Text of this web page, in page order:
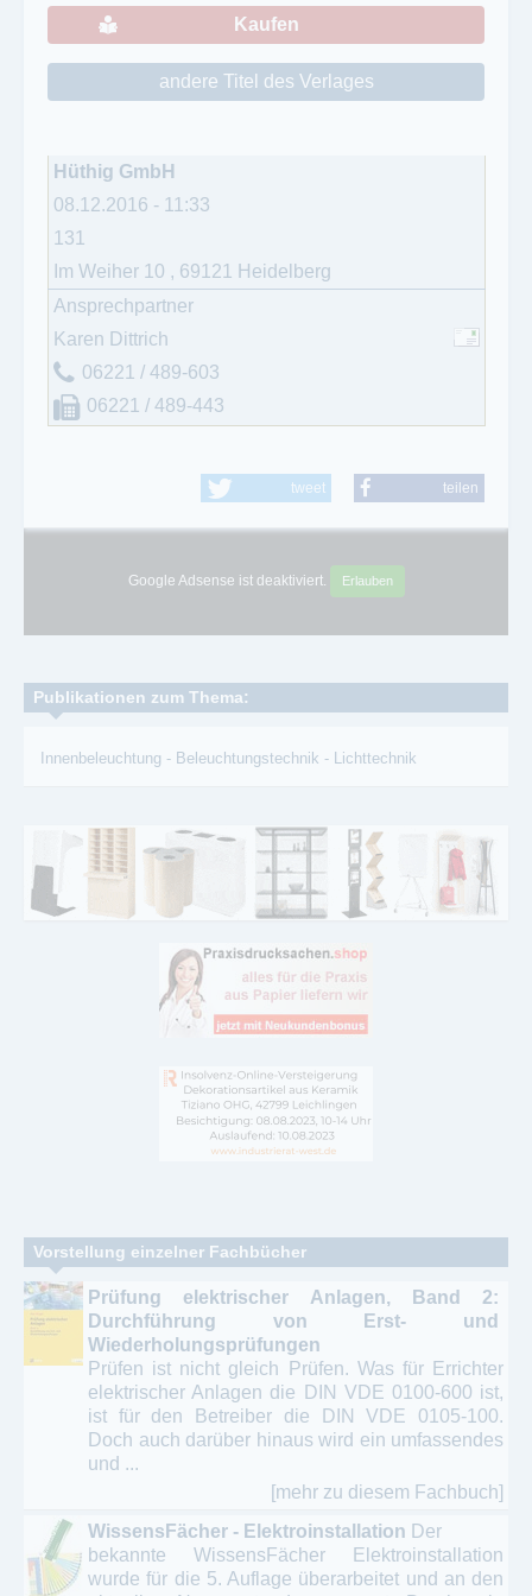
Kaufen
andere Titel des Verlages
Hüthig GmbH
08.12.2016 - 11:33
131
Im Weiher 10 , 69121
Heidelberg
Ansprechpartner
Karen Dittrich
06221 / 489-603
06221 / 489-443
tweet teilen
Google Adsense ist deaktiviert. Erlauben
Publikationen zum Thema:
Innenbeleuchtung - Beleuchtungstechnik - Lichttechnik
Vorstellung einzelner Fachbücher
Prüfung elektrischer Anlagen, Band 2:
Durchführung von Erst- und
Wiederholungsprüfungen
Prüfen ist nicht gleich Prüfen. Was für Errichter
elektrischer Anlagen die DIN VDE 0100-600 ist,
ist für den Betreiber die DIN VDE 0105-100.
Doch auch darüber hinaus wird ein umfassendes
und ...
[mehr zu diesem Fachbuch]
WissensFächer - Elektroinstallation Der
bekannte WissensFächer Elektroinstallation
wurde für die 5. Auflage überarbeitet und an den